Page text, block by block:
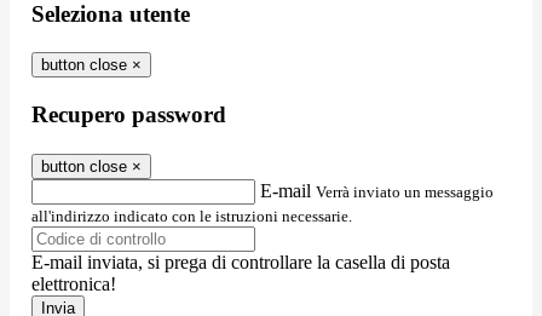
Seleziona utente
button close ×
Recupero password
button close ×
E-mail Verrà inviato un messaggio
all'indirizzo indicato con le istruzioni necessarie.
E-mail inviata, si prega di controllare la casella di posta
elettronica!